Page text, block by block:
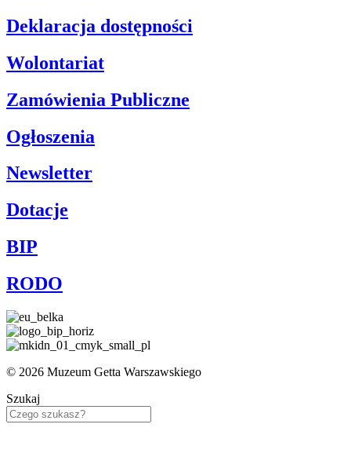
Deklaracja dostępności
Wolontariat
Zamówienia Publiczne
Ogłoszenia
Newsletter
Dotacje
BIP
RODO
© 2026 Muzeum Getta Warszawskiego
Szukaj